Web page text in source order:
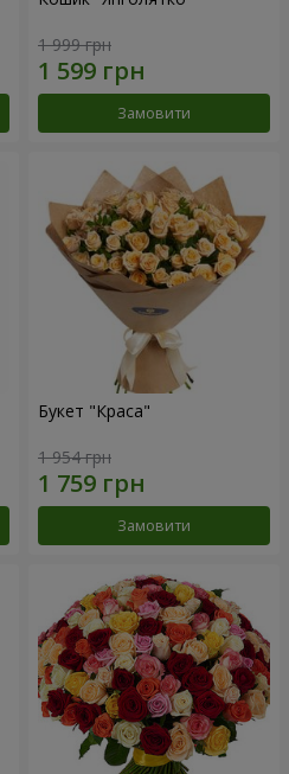
1 999 грн
Замовити
Букет "Краса"
1 954 грн
Замовити